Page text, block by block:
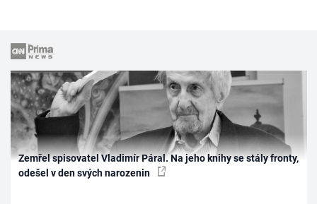
Zemřel spisovatel Vladimír Páral. Na jeho knihy se stály fronty,
odešel v den svých narozenin